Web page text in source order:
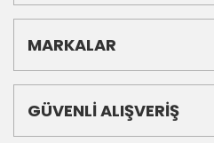
MARKALAR
GÜVENLİ ALIŞVERİŞ